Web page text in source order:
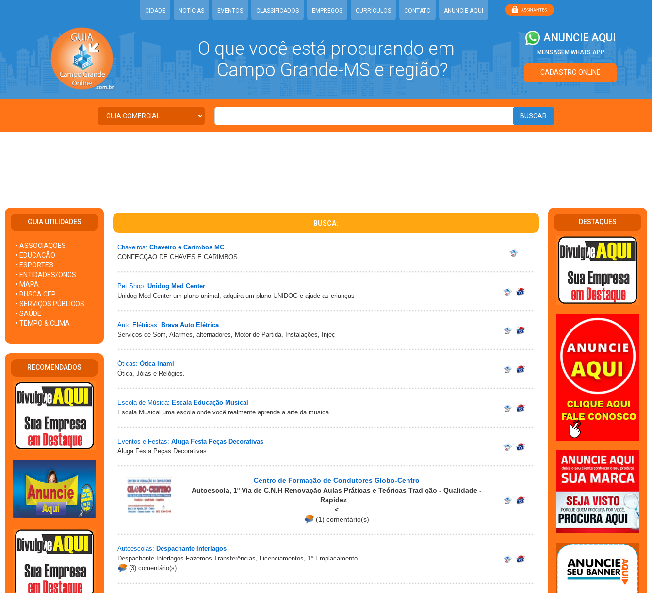
CIDADE NOTÍCIAS EVENTOS CLASSIFICADOS EMPREGOS CURRÍCULOS CONTATO ANUNCIE AQUI
O que você está procurando em
Campo Grande-MS e região?
ANUNCIE AQUI
MENSAGEM WHATS APP
CADASTRO ONLINE
GUIA UTILIDADES
• ASSOCIAÇÕES
• EDUCAÇÃO
• ESPORTES
• ENTIDADES/ONGS
• MAPA
• BUSCA CEP
• SERVIÇOS PÚBLICOS
• SAÚDE
• TEMPO & CLIMA
RECOMENDADOS
BUSCA:
Chaveiros: Chaveiro e Carimbos MC
CONFECÇAO DE CHAVES E CARIMBOS
Pet Shop: Unidog Med Center
Unidog Med Center um plano animal, adquira um plano UNIDOG e ajude as crianças
Auto Elétricas: Brava Auto Elétrica
Serviços de Som, Alarmes, alternadores, Motor de Partida, Instalações, Injeç
Óticas: Ótica Inami
Ótica, Jóias e Relógios.
Escola de Música: Escala Educação Musical
Escala Musical uma escola onde você realmente aprende a arte da musica.
Eventos e Festas: Aluga Festa Peças Decorativas
Aluga Festa Peças Decorativas
Centro de Formação de Condutores Globo-Centro
Autoescola, 1º Via de C.N.H Renovação Aulas Práticas e Teóricas Tradição - Qualidade -
Rapidez
<
(1) comentário(s)
Autoescolas: Despachante Interlagos
Despachante Interlagos Fazemos Transferências, Licenciamentos, 1° Emplacamento
(3) comentário(s)
DESTAQUES